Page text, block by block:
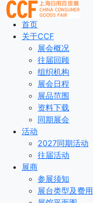
首页
关于CCF
展会概况
往届回顾
组织机构
展会日程
展品范围
资料下载
同期展会
活动
2027同期活动
往届活动
展商
参展须知
展台类型及费用